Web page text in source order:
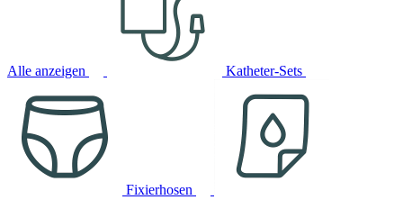
Alle anzeigen Katheter-Sets
Fixierhosen